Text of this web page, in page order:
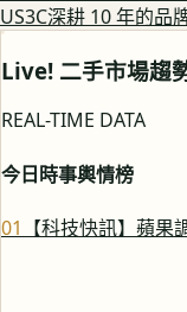
US3C深耕 10 年的品
Live! 二手市場趨
REAL-TIME DATA
今日時事輿情榜
01 【科技快訊】蘋